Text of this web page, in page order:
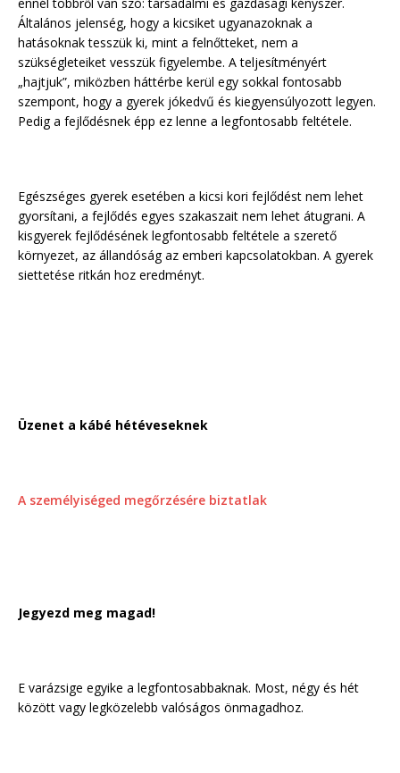
Általános jelenség, hogy a kicsiket ugyanazoknak a
hatásoknak tesszük ki, mint a felnőtteket, nem a
szükségleteiket vesszük figyelembe. A teljesítményért
„hajtjuk”, miközben háttérbe kerül egy sokkal fontosabb
szempont, hogy a gyerek jókedvű és kiegyensúlyozott legyen.
Pedig a fejlődésnek épp ez lenne a legfontosabb feltétele.
Egészséges gyerek esetében a kicsi kori fejlődést nem lehet
gyorsítani, a fejlődés egyes szakaszait nem lehet átugrani. A
kisgyerek fejlődésének legfontosabb feltétele a szerető
környezet, az állandóság az emberi kapcsolatokban. A gyerek
siettetése ritkán hoz eredményt.
Üzenet a kábé hétéveseknek
A személyiséged megőrzésére biztatlak
Jegyezd meg magad!
E varázsige egyike a legfontosabbaknak. Most, négy és hét
között vagy legközelebb valóságos önmagadhoz.